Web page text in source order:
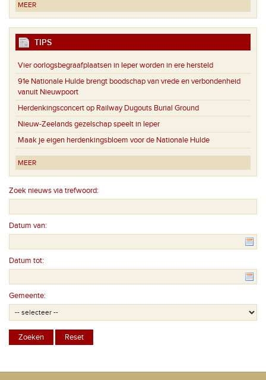
MEER
TIPS
Vier oorlogsbegraafplaatsen in Ieper worden in ere hersteld
91e Nationale Hulde brengt boodschap van vrede en verbondenheid
vanuit Nieuwpoort
Herdenkingsconcert op Railway Dugouts Burial Ground
Nieuw-Zeelands gezelschap speelt in Ieper
Maak je eigen herdenkingsbloem voor de Nationale Hulde
MEER
Zoek nieuws via trefwoord:
Datum van:
Datum tot:
Gemeente: